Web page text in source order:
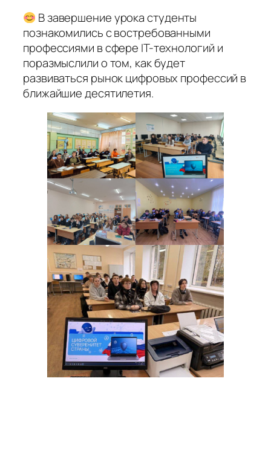
В завершение урока студенты
познакомились с востребованными
профессиями в сфере IT-технологий и
поразмыслили о том, как будет
развиваться рынок цифровых профессий в
ближайшие десятилетия.